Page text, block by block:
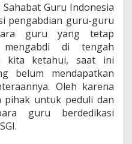
Guru Indonesia
pengabdian guru-guru
guru yang tetap
di tengah
kita ketahui, saat ini
belum mendapatkan
Oleh karena
pihak untuk peduli dan
guru berdedikasi